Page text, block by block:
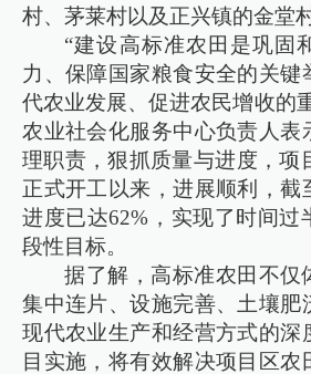
村、茅莱村以及正兴镇的金堂
“建设高标准农田是巩固
力、保障国家粮食安全的关键
代农业发展、促进农民增收的
农业社会化服务中心负责人表
理职责，狠抓质量与进度，项
正式开工以来，进展顺利，截
进度已达62%，实现了时间过
段性目标。
据了解，高标准农田不仅
集中连片、设施完善、土壤肥
现代农业生产和经营方式的深
目实施，将有效解决项目区农